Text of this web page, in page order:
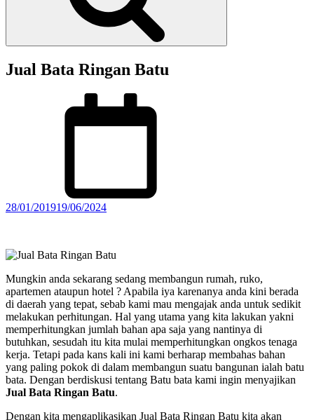
Search
Jual Bata Ringan Batu
28/01/201919/06/2024
Mungkin anda sekarang sedang membangun rumah, ruko,
apartemen ataupun hotel ? Apabila iya karenanya anda kini berada
di daerah yang tepat, sebab kami mau mengajak anda untuk sedikit
melakukan perhitungan. Hal yang utama yang kita lakukan yakni
memperhitungkan jumlah bahan apa saja yang nantinya di
butuhkan, sesudah itu kita mulai memperhitungkan ongkos tenaga
kerja. Tetapi pada kans kali ini kami berharap membahas bahan
yang paling pokok di dalam membangun suatu bangunan ialah batu
bata. Dengan berdiskusi tentang Batu bata kami ingin menyajikan
Jual Bata Ringan Batu.
Dengan kita mengaplikasikan Jual Bata Ringan Batu kita akan